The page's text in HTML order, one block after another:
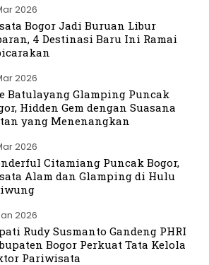
2026
Bogor Jadi Buruan Libur
4 Destinasi Baru Ini Ramai
2026
Batulayang Glamping Puncak
Hidden Gem dengan Suasana
yang Menenangkan
2026
Citamiang Puncak Bogor,
Alam dan Glamping di Hulu
2026
Rudy Susmanto Gandeng PHRI
Bogor Perkuat Tata Kelola
Pariwisata